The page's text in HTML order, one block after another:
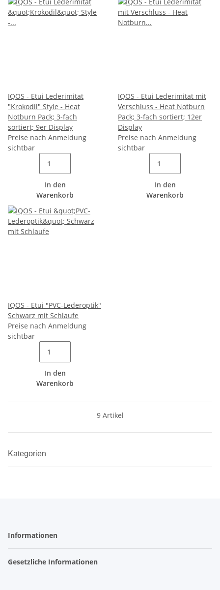
IQOS - Etui Lederimitat
"Krokodil" Style - Heat
Notburn Pack; 3-fach
sortiert; 9er Display
Preise nach Anmeldung
sichtbar
In den
Warenkorb
IQOS - Etui Lederimitat mit
Verschluss - Heat Notburn
Pack; 3-fach sortiert; 12er
Display
Preise nach Anmeldung
sichtbar
In den
Warenkorb
IQOS - Etui "PVC-Lederoptik"
Schwarz mit Schlaufe
Preise nach Anmeldung
sichtbar
In den
Warenkorb
9 Artikel
Kategorien
Informationen
Gesetzliche Informationen